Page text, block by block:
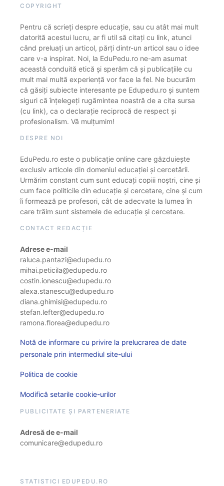
COPYRIGHT
Pentru că scrieți despre educație, sau cu atât mai mult
datorită acestui lucru, ar fi util să citați cu link, atunci
când preluați un articol, părți dintr-un articol sau o idee
care v-a inspirat. Noi, la EduPedu.ro ne-am asumat
această conduită etică și sperăm că și publicațiile cu
mult mai multă experiență vor face la fel. Ne bucurăm
că găsiți subiecte interesante pe Edupedu.ro și suntem
siguri că înțelegeți rugămintea noastră de a cita sursa
(cu link), ca o declarație reciprocă de respect și
profesionalism. Vă mulțumim!
DESPRE NOI
EduPedu.ro este o publicație online care găzduiește
exclusiv articole din domeniul educației și cercetării.
Urmărim constant cum sunt educați copiii noștri, cine și
cum face politicile din educație și cercetare, cine și cum
îi formează pe profesori, cât de adecvate la lumea în
care trăim sunt sistemele de educație și cercetare.
CONTACT REDACȚIE
Adrese e-mail
raluca.pantazi@edupedu.ro
mihai.peticila@edupedu.ro
costin.ionescu@edupedu.ro
alexa.stanescu@edupedu.ro
diana.ghimisi@edupedu.ro
stefan.lefter@edupedu.ro
ramona.florea@edupedu.ro
Notă de informare cu privire la prelucrarea de date
personale prin intermediul site-ului
Politica de cookie
Modifică setarile cookie-urilor
PUBLICITATE ȘI PARTENERIATE
Adresă de e-mail
comunicare@edupedu.ro
STATISTICI EDUPEDU.RO